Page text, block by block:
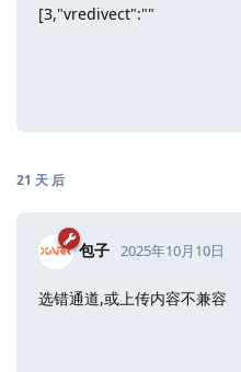
[3,"vredivect":""
21 天 后
包子 2025年10月10日
选错通道,或上传内容不兼容